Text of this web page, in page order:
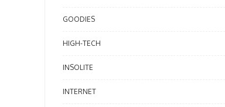
GOODIES
HIGH-TECH
INSOLITE
INTERNET